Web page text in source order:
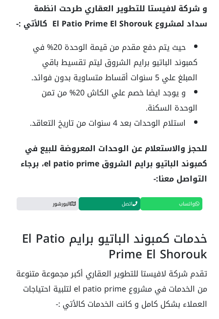
و شركة لافيستا للتطوير العقاري طرحت انظمة
سداد لمشروع El Patio Prime El Shorouk كالأتي :-
حيث يتم دفع مقدم من قيمة الوحدة 20% في
كمبوند الباتيو برايم الشروق ليتم تقسيط باقي
المبلغ علي 5 سنوات أقساط متساوية بدون فوائد.
و يوجد ايضا خصم علي الكاش 20% من تمن
الوحدة السكنة.
استلام الوحدات بعد 4 سنوات من تاريخ التعاقد.
للحجز والاستعلام عن الوحدات المعروضة للبيع في
كمبوند الباتيو برايم الشروق el patio prime، برجاء
التواصل معنا:-
واتساب اتصل البورشور
خدمات كمبوند الباتيو برايم El Patio
Prime El Shorouk
تقدم شركة لافيستا للتطوير العقاري أكبر مجموعة متنوعة
من الخدمات في مشروع el patio prime لتلبية احتياجات
العملاء بشكل كامل و كانت الخدمات كالأتي :-